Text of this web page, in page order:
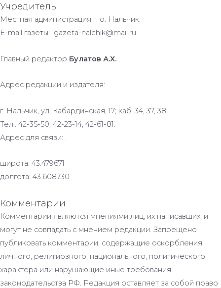
Учредитель
Местная администрация г. о. Нальчик.
E-mail газеты: gazeta-nalchik@mail.ru
Главный редактор Булатов А.Х.
Адрес редакции и издателя:
г. Нальчик, ул. Кабардинская, 17; каб. 34, 37, 38.
Тел.: 42-35-50, 42-23-14, 42-61-81.
Адрес для связи: .
широта: 43.479671
долгота: 43.608730
Комментарии
Комментарии являются мнениями лиц, их написавших, и
могут не совпадать с мнением редакции. Запрещено
публиковать комментарии, содержащие оскорбления
личного, религиозного, национального, политического
характера или нарушающие иные требования
законодательства РФ. Редакция оставляет за собой право